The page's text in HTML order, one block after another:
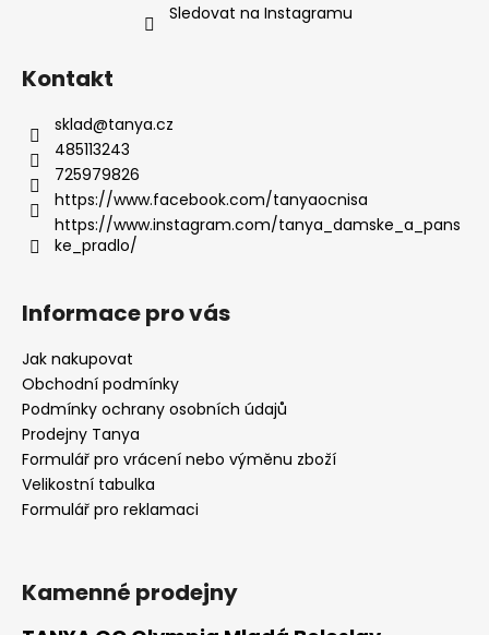
Sledovat na Instagramu
Kontakt
sklad@tanya.cz
485113243
725979826
https://www.facebook.com/tanyaocnisa
https://www.instagram.com/tanya_damske_a_pans
ke_pradlo/
Informace pro vás
Jak nakupovat
Obchodní podmínky
Podmínky ochrany osobních údajů
Prodejny Tanya
Formulář pro vrácení nebo výměnu zboží
Velikostní tabulka
Formulář pro reklamaci
Kamenné prodejny